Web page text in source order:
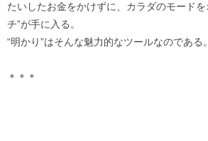
たいしたお金をかけずに、カラダのモードを
チ”が手に入る。
“明かり”はそんな魅力的なツールなのである。
＊＊＊